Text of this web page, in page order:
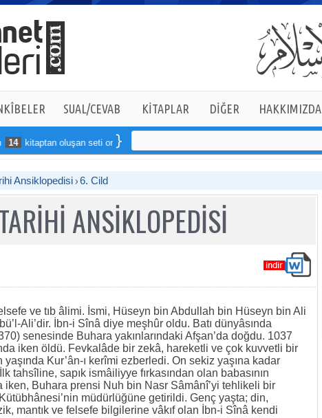
SUAL/CEVAB KİTAPLAR DİĞER HAKKIMIZDA
oluşan seti online sipariş verebilirsiniz
Ansiklopedisi 6. Cild
ANSİKLOPEDİSİ
ve tıb âlimi. İsmi, Hüseyn bin Abdullah bin Hüseyn bin Ali
Ali’dir. İbn-i Sînâ diye meşhûr oldu. Batı dünyâsında
senesinde Buhara yakınlarındaki Afşan’da doğdu. 1037
iken öldü. Fevkalâde bir zekâ, hareketli ve çok kuvvetli bir
Kur’ân-ı kerîmi ezberledi. On sekiz yaşına kadar
tahsîline, sapık ismâiliyye fırkasından olan babasının
iken, Buhara prensi Nuh bin Nasr Sâmânî’yi tehlikeli bir
müdürlüğüne getirildi. Genç yaşta; din,
mantık ve felsefe bilgilerine vâkıf olan İbn-i Sînâ kendi